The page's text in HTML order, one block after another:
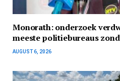
Monorath: onderzoek
meeste politiebureaus
AUGUST 6, 2026